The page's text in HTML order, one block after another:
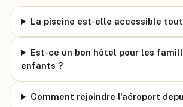
La piscine est-elle accessible
Est-ce un bon hôtel pour les
enfants ?
Comment rejoindre l'aéroport